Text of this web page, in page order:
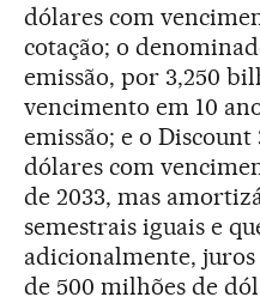
dólares com
cotação; o
emissão, por 3,250
vencimento em 10
emissão; e o
dólares com
de 2033, mas
semestrais iguais e
adicionalmente,
de 500 milhões de